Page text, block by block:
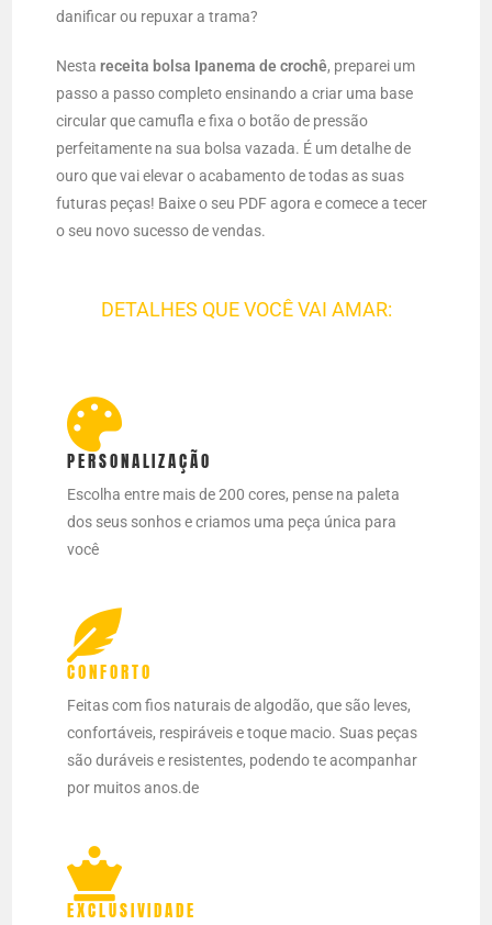
danificar ou repuxar a trama?
Nestareceita bolsa Ipanema de crochê, preparei um
passo a passo completo ensinando a criar uma base
circular que camufla e fixa o botão de pressão
perfeitamente na sua bolsa vazada. É um detalhe de
ouro que vai elevar o acabamento de todas as suas
futuras peças! Baixe o seu PDF agora e comece a tecer
o seu novo sucesso de vendas.
DETALHES QUE VOCÊ VAI AMAR:
PERSONALIZAÇÃO
Escolha entre mais de 200 cores, pense na paleta
dos seus sonhos e criamos uma peça única para
você
CONFORTO
Feitas com fios naturais de algodão, que são leves,
confortáveis, respiráveis e toque macio. Suas peças
são duráveis e resistentes, podendo te acompanhar
por muitos anos.de
EXCLUSIVIDADE